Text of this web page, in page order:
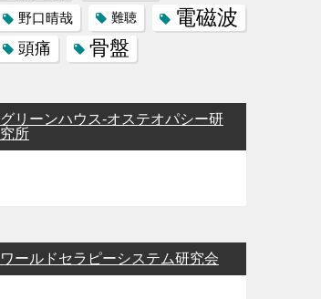
野口晴哉 難聴 電磁波
頭痛 骨盤
グリーンハウス-オステオパシー研
究所
ワールドセラピーシステム研究会